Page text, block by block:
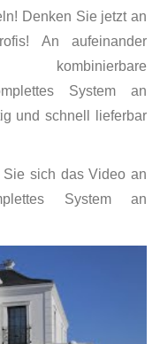
Denken Sie jetzt an
An aufeinander
kombinierbare
System an
und schnell lieferbar
sich das Video an
System an